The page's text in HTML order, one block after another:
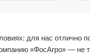
для нас отлично
«ФосАгро» — не